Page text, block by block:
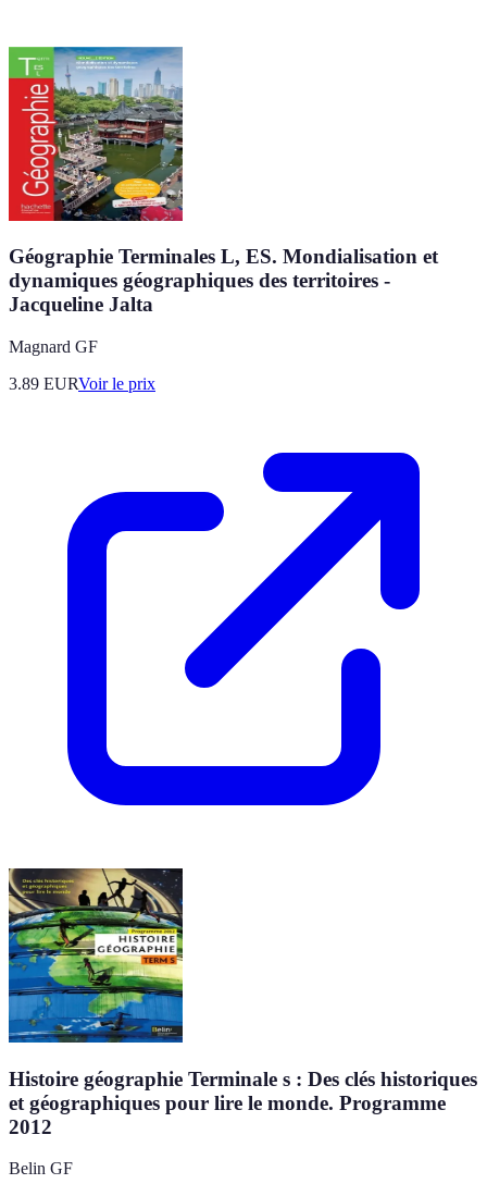
Géographie Terminales L, ES. Mondialisation et
dynamiques géographiques des territoires -
Jacqueline Jalta
Magnard GF
3.89 EURVoir le prix
Histoire géographie Terminale s : Des clés historiques
et géographiques pour lire le monde. Programme
2012
Belin GF